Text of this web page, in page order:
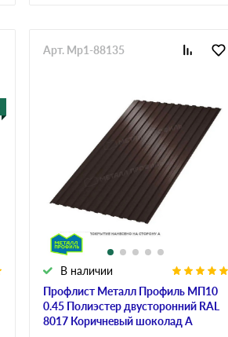
Профлист Металл Профиль МП10
0.45 Полиэстер двусторонний RAL
8017 Коричневый шоколад A
В наличии
Арт. Mp1-88135